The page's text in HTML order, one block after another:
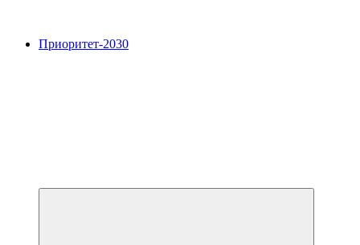
Приоритет-2030